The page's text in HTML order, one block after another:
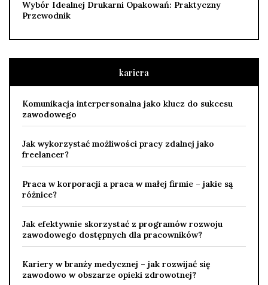
Wybór Idealnej Drukarni Opakowań: Praktyczny
Przewodnik
kariera
Komunikacja interpersonalna jako klucz do sukcesu
zawodowego
Jak wykorzystać możliwości pracy zdalnej jako
freelancer?
Praca w korporacji a praca w małej firmie – jakie są
różnice?
Jak efektywnie skorzystać z programów rozwoju
zawodowego dostępnych dla pracowników?
Kariery w branży medycznej – jak rozwijać się
zawodowo w obszarze opieki zdrowotnej?